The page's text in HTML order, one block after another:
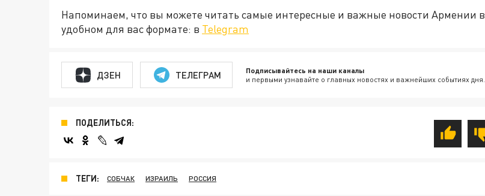
Напоминаем, что вы можете читать самые интересные и важные новости Армении в
удобном для вас формате: в Telegram
ДЗЕН ТЕЛЕГРАМ Подписывайтесь на наши каналы
и первыми узнавайте о главных новостях и важнейших событиях дня.
ПОДЕЛИТЬСЯ:
ТЕГИ: СОБЧАК ИЗРАИЛЬ РОССИЯ